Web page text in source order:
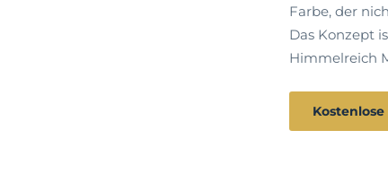
Farbe, der
Das Konzept
Himmelreich